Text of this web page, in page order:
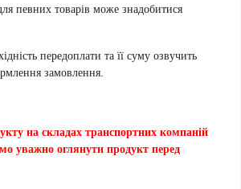
певних товарів може знадобитися
передоплати та її суму озвучить
замовлення.
на складах транспортних компаній
уважно оглянути продукт перед